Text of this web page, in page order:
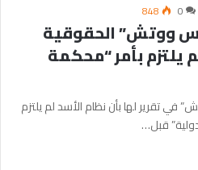
0
848
ووتش” الحقوقية
يلتزم بأمر “محكمة
تقرير لها بأن نظام الأسد لم يلتزم
قبل…